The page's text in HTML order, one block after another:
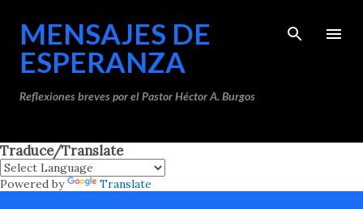
MENSAJES DE
ESPERANZA
Reflexiones breves por el Pastor Héctor A. Burgos
Traduce/Translate
Powered by Translate